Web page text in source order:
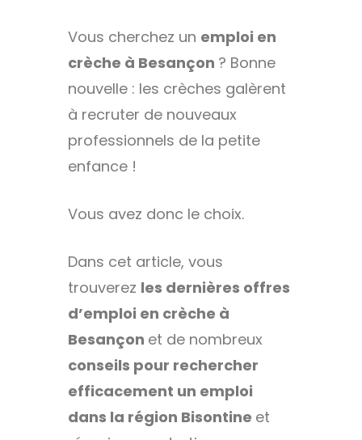
Vous cherchez un emploi en
crèche à Besançon ? Bonne
nouvelle : les crèches galèrent
à recruter de nouveaux
professionnels de la petite
enfance !
Vous avez donc le choix.
Dans cet article, vous
trouverez les dernières offres
d’emploi en crèche à
Besançon et de nombreux
conseils pour rechercher
efficacement un emploi
dans la région Bisontine et